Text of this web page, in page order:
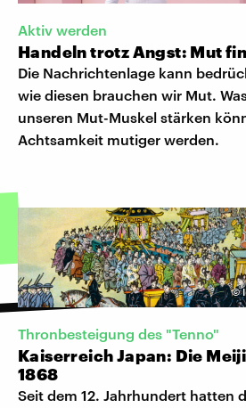
Aktiv werden
Handeln trotz Angst: Mut
Die Nachrichtenlage kann
wie diesen brauchen wir Mut.
unseren Mut-Muskel stärken
Achtsamkeit mutiger werden.
©
Thronbesteigung des "Tenno"
Kaiserreich Japan: Die
1868
Seit dem 12. Jahrhundert hatten